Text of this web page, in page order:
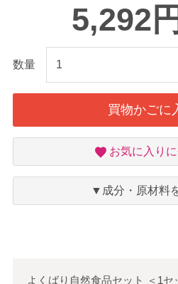
5,292円
数量
買物かごに
お
入
り
お気に入り
▼成分・原材料
よくばり自然食品セット ＜ 1セ